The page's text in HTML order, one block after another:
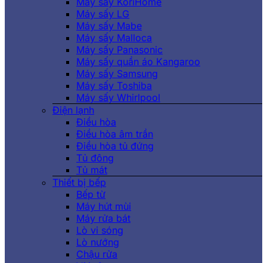
Máy sấy LG
Máy sấy Mabe
Máy sấy Malloca
Máy sấy Panasonic
Máy sấy quần áo Kangaroo
Máy sấy Samsung
Máy sấy Toshiba
Máy sấy Whirlpool
Điện lạnh
Điều hòa
Điều hòa âm trần
Điều hòa tủ đứng
Tủ đông
Tủ mát
Thiết bị bếp
Bếp từ
Máy hút mùi
Máy rửa bát
Lò vi sóng
Lò nướng
Chậu rửa